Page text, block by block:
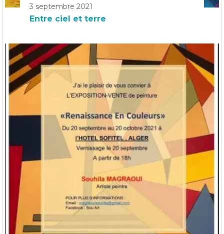
3 septembre 2021
Entre ciel et terre